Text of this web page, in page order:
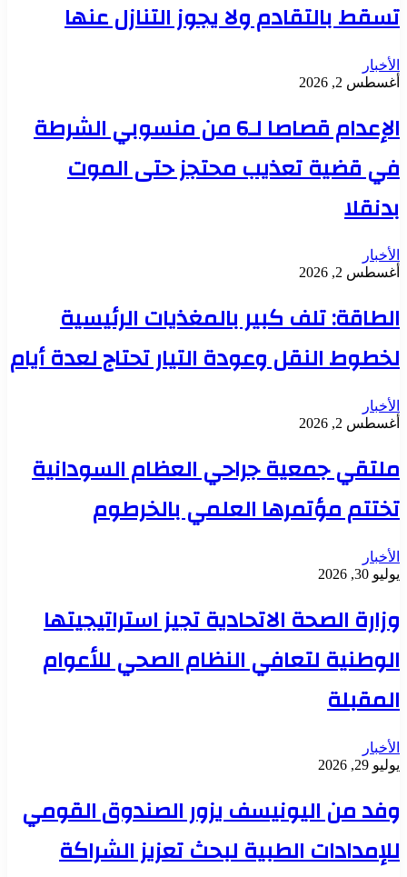
تسقط بالتقادم ولا يجوز التنازل عنها
الأخبار
أغسطس 2, 2026
الإعدام قصاصا لـ6 من منسوبي الشرطة
في قضية تعذيب محتجز حتى الموت
بدنقلا
الأخبار
أغسطس 2, 2026
الطاقة: تلف كبير بالمغذيات الرئيسية
لخطوط النقل وعودة التيار تحتاج لعدة أيام
الأخبار
أغسطس 2, 2026
ملتقي جمعية جراحي العظام السودانية
تختتم مؤتمرها العلمي بالخرطوم
الأخبار
يوليو 30, 2026
وزارة الصحة الاتحادية تجيز استراتيجيتها
الوطنية لتعافي النظام الصحي للأعوام
المقبلة
الأخبار
يوليو 29, 2026
وفد من اليونيسف يزور الصندوق القومي
للإمدادات الطبية لبحث تعزيز الشراكة